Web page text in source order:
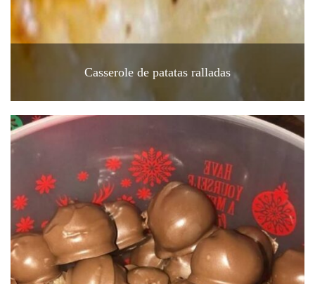
Casserole de patatas ralladas